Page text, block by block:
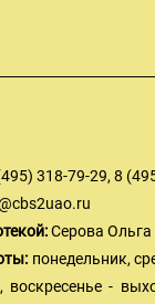
318-79-29, 8
Серова Ольга
понедельник,
воскресенье -